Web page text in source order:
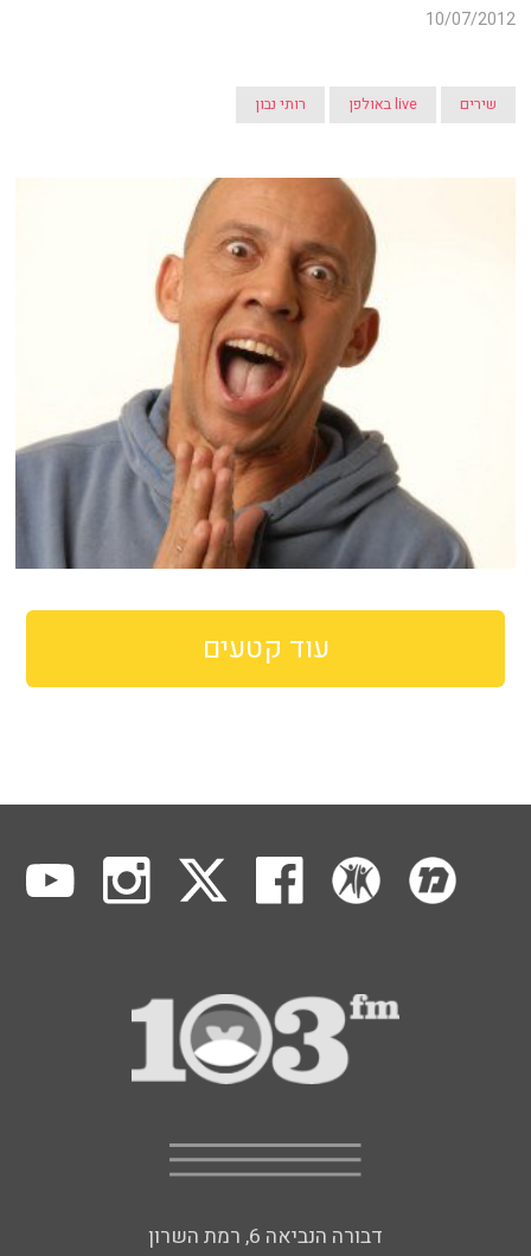
10/07/2012
שירים live באולפן רותי נבון
עוד קטעים
דבורה הנביאה 6, רמת השרון